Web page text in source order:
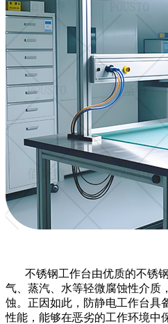
不锈钢工作台由优质的不锈
气、蒸汽、水等轻微腐蚀性介质
蚀。正因如此，防静电工作台具
性能，能够在恶劣的工作环境中